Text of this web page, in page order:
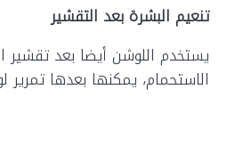
تنعيم البشرة بعد التقشير
يستخدم اللوشن أيضا بعد تقشير
الاستحمام، يمكنها بعدها